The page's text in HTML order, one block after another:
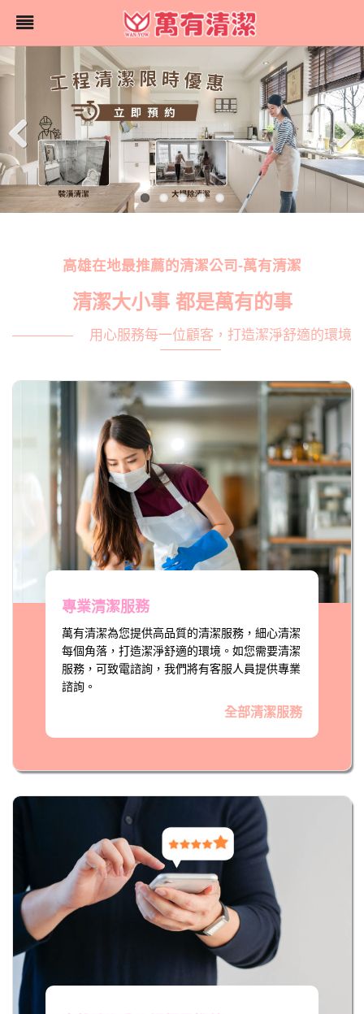
Previ
ous
高雄在地最推薦的清潔公司-萬有清潔
清潔大小事 都是萬有的事
用心服務每一位顧客，打造潔淨舒適的環境
專業清潔服務
萬有清潔為您提供高品質的清潔服務，細心清潔
每個角落，打造潔淨舒適的環境。如您需要清潔
服務，可致電諮詢，我們將有客服人員提供專業
諮詢。
全部清潔服務